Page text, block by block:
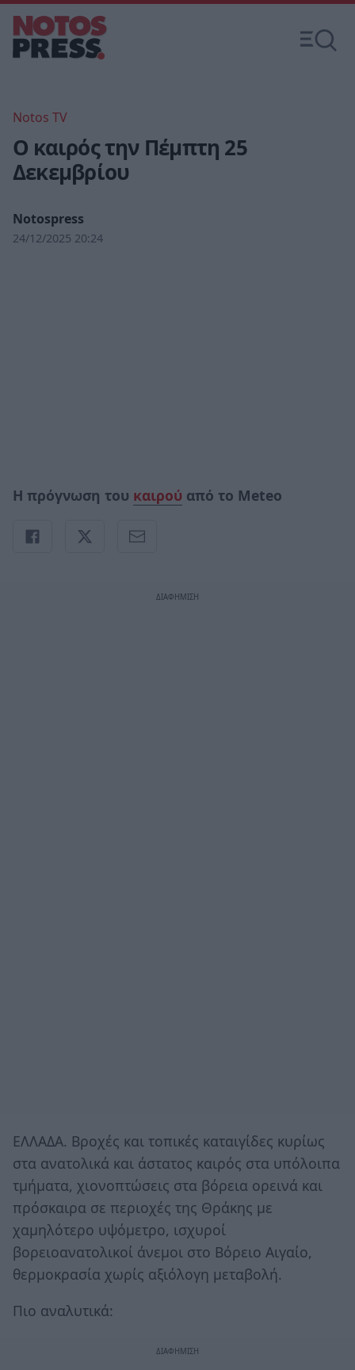
Notos TV
Ο καιρός την Πέμπτη 25
Δεκεμβρίου
Notospress
24/12/2025 20:24
Η πρόγνωση του καιρού από το Meteo
ΕΛΛΑΔΑ. Βροχές και τοπικές καταιγίδες κυρίως
στα ανατολικά και άστατος καιρός στα υπόλοιπα
τμήματα, χιονοπτώσεις στα βόρεια ορεινά και
πρόσκαιρα σε περιοχές της Θράκης με
χαμηλότερο υψόμετρο, ισχυροί
βορειοανατολικοί άνεμοι στο Βόρειο Αιγαίο,
θερμοκρασία χωρίς αξιόλογη μεταβολή.
Πιο αναλυτικά: